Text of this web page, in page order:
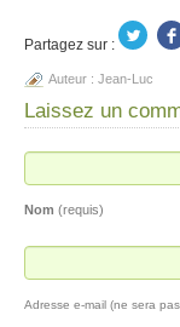
Partagez sur :
Auteur : Jean-Luc
Laissez un
Nom (requis)
Adresse e-mail (ne sera